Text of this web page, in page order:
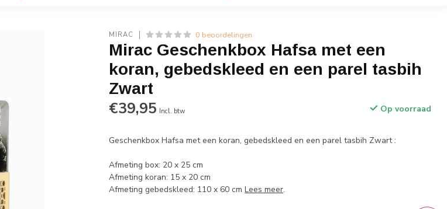
MIRAC 0 beoordelingen
Mirac Geschenkbox Hafsa met een
koran, gebedskleed en een parel tasbih
Zwart
€39,95 Incl. btw Op voorraad
Geschenkbox Hafsa met een koran, gebedskleed en een parel tasbih Zwart :
Afmeting box: 20 x 25 cm
Afmeting koran: 15 x 20 cm
Afmeting gebedskleed: 110 x 60 cmLees meer.